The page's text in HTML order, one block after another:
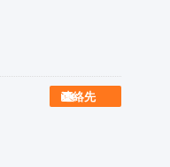
連絡先